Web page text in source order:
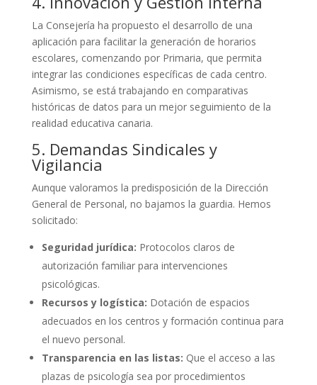
La Consejería ha propuesto el desarrollo de una
aplicación para facilitar la generación de horarios
escolares, comenzando por Primaria, que permita
integrar las condiciones específicas de cada centro.
Asimismo, se está trabajando en comparativas
históricas de datos para un mejor seguimiento de la
realidad educativa canaria.
5. Demandas Sindicales y
Vigilancia
Aunque valoramos la predisposición de la Dirección
General de Personal, no bajamos la guardia. Hemos
solicitado:
Seguridad jurídica: Protocolos claros de
autorización familiar para intervenciones
psicológicas.
Recursos y logística: Dotación de espacios
adecuados en los centros y formación continua para
el nuevo personal.
Transparencia en las listas: Que el acceso a las
plazas de psicología sea por procedimientos